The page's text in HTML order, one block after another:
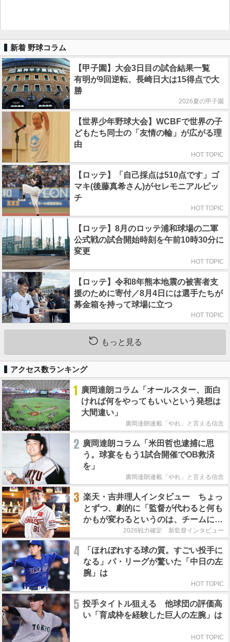
新着 野球コラム
【甲子園】大会3日目の試合結果一覧
有明が9回逆転、長崎日大は15得点で大
勝
2026夏の甲子園
【世界少年野球大会】WCBFで世界の子
どもたち同士の「友情の輪」が広がる理
由
HOT TOPIC
【ロッテ】「自己採点は510点です」ゴ
マキ(後藤真希さん)がセレモニアルピッ
チ
HOT TOPIC
【ロッテ】8月のロッテ浦和球場の二軍
公式戦の試合開始時刻を午前10時30分に
変更
HOT TOPIC
【ロッテ】令和8年熊本地震の被害者支
援のために寄付／8月4日には選手たちが
募金箱を持って球場に立つ
HOT TOPIC
もっと見る
アクセス数ランキング
1 廣岡達朗コラム「オールスター、面白
ければ何をやってもいいという発想は
大間違い」
廣岡達朗連載「やれ」と言える信念
2 廣岡達朗コラム「米田哲也逮捕に思
う。球宴をもう1試合開催でOB救済
を」
廣岡達朗連載「やれ」と言える信念
3 楽天・吉井理人インタビュー ちょっ
とずつ、劇的に「監督が代わると何も
かもが変わるというのは、チームにと
って良くないことなんです」
2026戦力確定 新監督インタビュー
4
「ほれぼれする球の質。すごい投手に
なる」パ・リーグが驚いた「中日の左
腕」は
HOT TOPIC
5 投手タイトル狙える 他球団の評価高
い「育成枠を経験した巨人の左腕」は
HOT TOPIC